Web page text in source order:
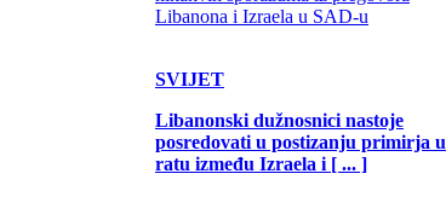
SVIJET
Libanonski dužnosnici nastoje
posredovati u postizanju primirja u
ratu između Izraela i [ ... ]